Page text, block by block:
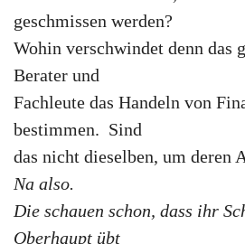
geschmissen werden?
Wohin verschwindet denn das
Berater und
Fachleute das Handeln von
bestimmen. Sind
das nicht dieselben, um deren
Na also.
Die schauen schon, dass ihr
Oberhaupt übt